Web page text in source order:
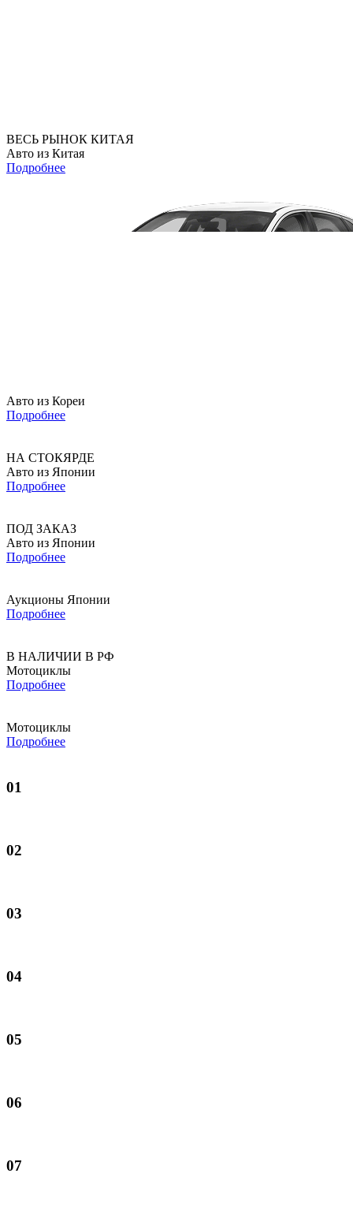
ВЕСЬ РЫНОК КИТАЯ
Авто из Китая
Подробнее
Авто из Кореи
Подробнее
НА СТОКЯРДЕ
Авто из Японии
Подробнее
ПОД ЗАКАЗ
Авто из Японии
Подробнее
Аукционы Японии
Подробнее
В НАЛИЧИИ В РФ
Мотоциклы
Подробнее
Мотоциклы
Подробнее
01
02
03
04
05
06
07